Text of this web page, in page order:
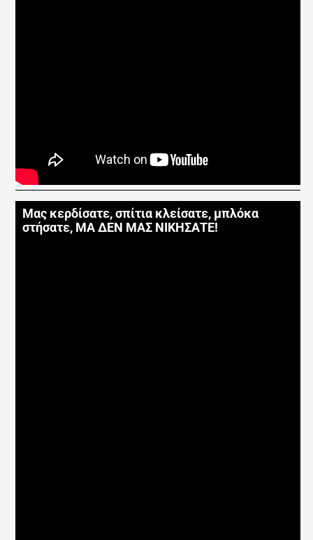
Μας κερδίσατε, σπίτια κλείσατε, μπλόκα
στήσατε, ΜΑ ΔΕΝ ΜΑΣ ΝΙΚΗΣΑΤΕ!